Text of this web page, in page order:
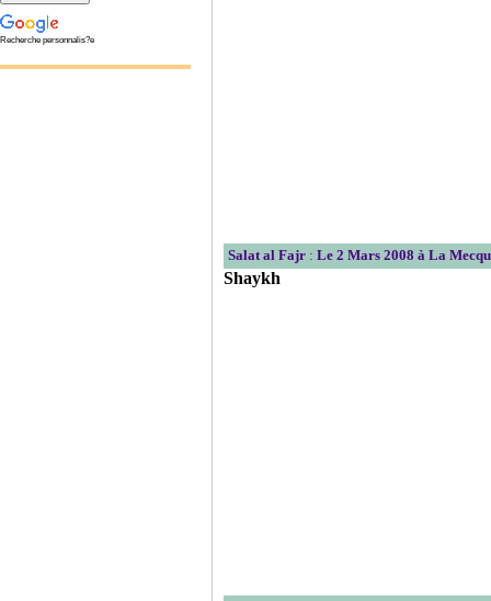
Recherche personnalis?e
Salat al Fajr : Le 2 Mars 2008 à La
Shaykh